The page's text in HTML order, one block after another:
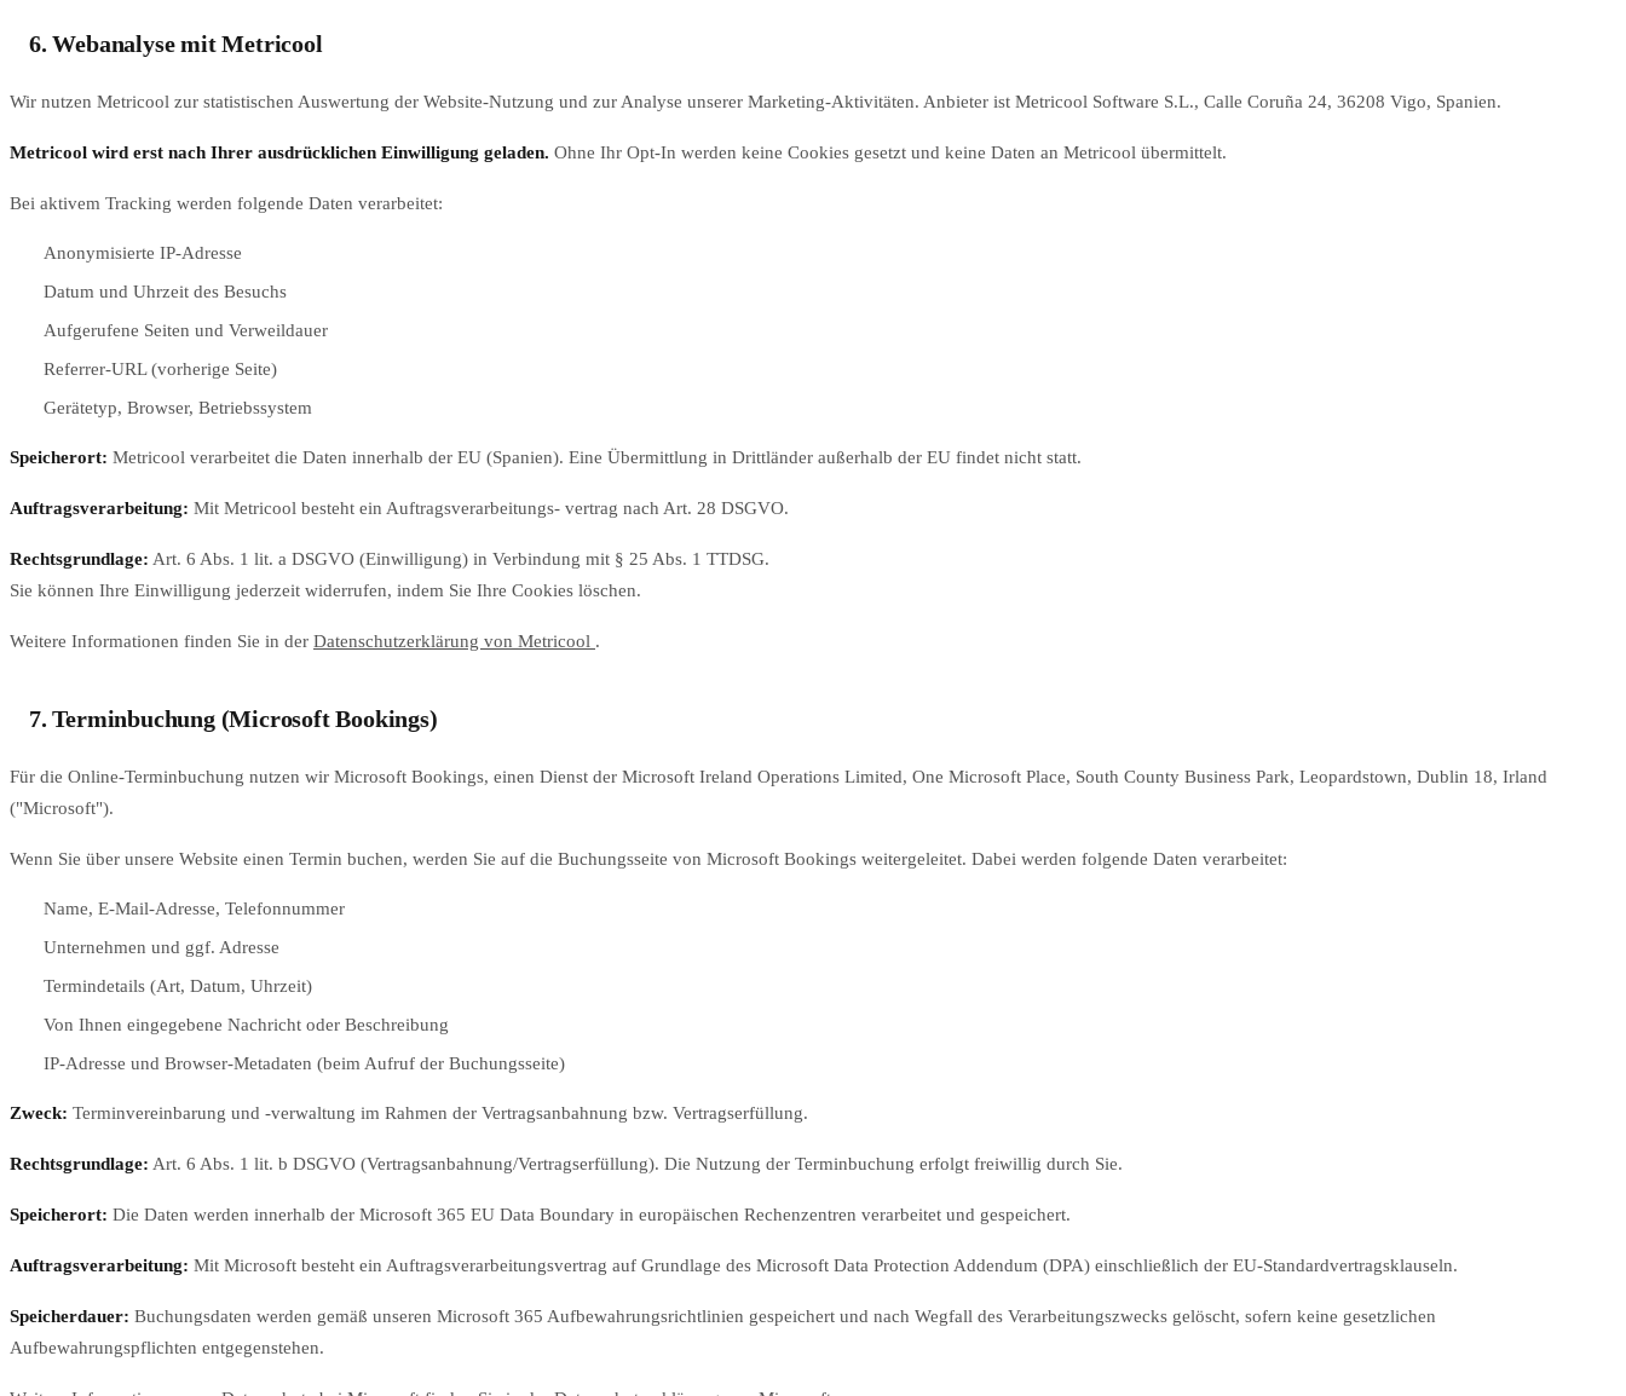
6. Webanalyse mit Metricool
Wir nutzen Metricool zur statistischen Auswertung der Website-Nutzung und zur Analyse unserer Marketing-Aktivitäten. Anbieter ist Metricool Software S.L., Calle Coruña 24, 36208 Vigo, Spanien.
Metricool wird erst nach Ihrer ausdrücklichen Einwilligung geladen. Ohne Ihr Opt-In werden keine Cookies gesetzt und keine Daten an Metricool übermittelt.
Bei aktivem Tracking werden folgende Daten verarbeitet:
Anonymisierte IP-Adresse
Datum und Uhrzeit des Besuchs
Aufgerufene Seiten und Verweildauer
Referrer-URL (vorherige Seite)
Gerätetyp, Browser, Betriebssystem
Speicherort: Metricool verarbeitet die Daten innerhalb der EU (Spanien). Eine Übermittlung in Drittländer außerhalb der EU findet nicht statt.
Auftragsverarbeitung: Mit Metricool besteht ein Auftragsverarbeitungs- vertrag nach Art. 28 DSGVO.
Rechtsgrundlage: Art. 6 Abs. 1 lit. a DSGVO (Einwilligung) in Verbindung mit § 25 Abs. 1 TTDSG.
Sie können Ihre Einwilligung jederzeit widerrufen, indem Sie Ihre Cookies löschen.
Weitere Informationen finden Sie in der Datenschutzerklärung von Metricool .
7. Terminbuchung (Microsoft Bookings)
Für die Online-Terminbuchung nutzen wir Microsoft Bookings, einen Dienst der Microsoft Ireland Operations Limited, One Microsoft Place, South County Business Park, Leopardstown, Dublin 18, Irland
("Microsoft").
Wenn Sie über unsere Website einen Termin buchen, werden Sie auf die Buchungsseite von Microsoft Bookings weitergeleitet. Dabei werden folgende Daten verarbeitet:
Name, E-Mail-Adresse, Telefonnummer
Unternehmen und ggf. Adresse
Termindetails (Art, Datum, Uhrzeit)
Von Ihnen eingegebene Nachricht oder Beschreibung
IP-Adresse und Browser-Metadaten (beim Aufruf der Buchungsseite)
Zweck: Terminvereinbarung und -verwaltung im Rahmen der Vertragsanbahnung bzw. Vertragserfüllung.
Rechtsgrundlage: Art. 6 Abs. 1 lit. b DSGVO (Vertragsanbahnung/Vertragserfüllung). Die Nutzung der Terminbuchung erfolgt freiwillig durch Sie.
Speicherort: Die Daten werden innerhalb der Microsoft 365 EU Data Boundary in europäischen Rechenzentren verarbeitet und gespeichert.
Auftragsverarbeitung: Mit Microsoft besteht ein Auftragsverarbeitungsvertrag auf Grundlage des Microsoft Data Protection Addendum (DPA) einschließlich der EU-Standardvertragsklauseln.
Speicherdauer: Buchungsdaten werden gemäß unseren Microsoft 365 Aufbewahrungsrichtlinien gespeichert und nach Wegfall des Verarbeitungszwecks gelöscht, sofern keine gesetzlichen
Aufbewahrungspflichten entgegenstehen.